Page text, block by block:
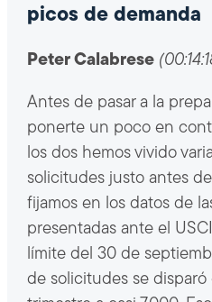
picos de demanda
Peter Calabrese
Antes de pasar a la
ponerte un poco en
los dos hemos vivido
solicitudes justo antes
fijamos en los datos de
presentadas ante el
límite del 30 de
de solicitudes se